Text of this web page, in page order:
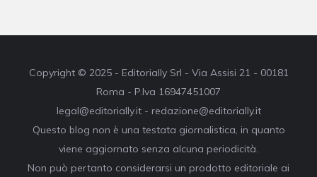
Copyright © 2025 - Editorially Srl - Via Assisi 21 - 00181
Roma - P.Iva 16947451007
legal@editorially.it - redazione@editorially.it
Questo blog non è una testata giornalistica, in quanto
viene aggiornato senza alcuna periodicità.
Non può pertanto considerarsi un prodotto editoriale ai